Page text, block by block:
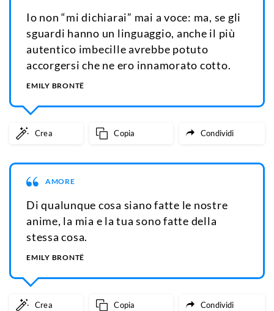
Io non “mi dichiarai” mai a voce: ma, se gli
sguardi hanno un linguaggio, anche il più
autentico imbecille avrebbe potuto
accorgersi che ne ero innamorato cotto.
EMILY BRONTË
Crea Copia Condividi
AMORE
Di qualunque cosa siano fatte le nostre
anime, la mia e la tua sono fatte della
stessa cosa.
EMILY BRONTË
Crea Copia Condividi